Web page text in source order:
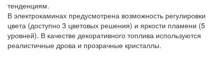
тенденциям.
В электрокаминах предусмотрена возможность регулировки
цвета (доступно 3 цветовых решения) и яркости пламени (5
уровней). В качестве декоративного топлива используются
реалистичные дрова и прозрачные кристаллы.